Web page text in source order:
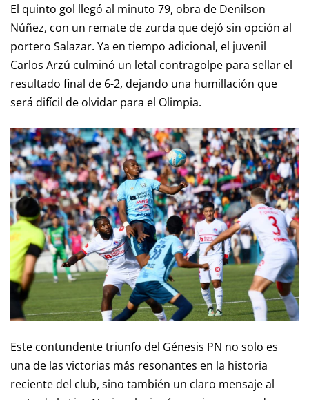
El quinto gol llegó al minuto 79, obra de Denilson
Núñez, con un remate de zurda que dejó sin opción al
portero Salazar. Ya en tiempo adicional, el juvenil
Carlos Arzú culminó un letal contragolpe para sellar el
resultado final de 6-2, dejando una humillación que
será difícil de olvidar para el Olimpia.
Este contundente triunfo del Génesis PN no solo es
una de las victorias más resonantes en la historia
reciente del club, sino también un claro mensaje al